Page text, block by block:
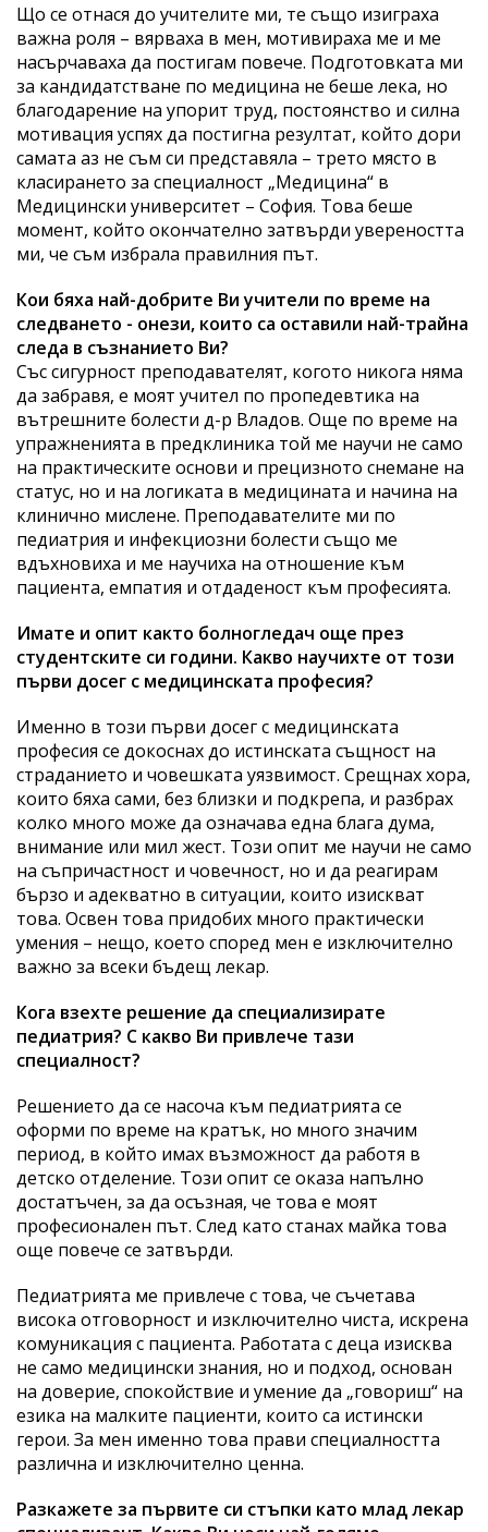
Що се отнася до учителите ми, те също изиграха
важна роля – вярваха в мен, мотивираха ме и ме
насърчаваха да постигам повече. Подготовката ми
за кандидатстване по медицина не беше лека, но
благодарение на упорит труд, постоянство и силна
мотивация успях да постигна резултат, който дори
самата аз не съм си представяла – трето място в
класирането за специалност „Медицина“ в
Медицински университет – София. Това беше
момент, който окончателно затвърди увереността
ми, че съм избрала правилния път.
Кои бяха най-добрите Ви учители по време на
следването - онези, които са оставили най-трайна
следа в съзнанието Ви?
Със сигурност преподавателят, когото никога няма
да забравя, е моят учител по пропедевтика на
вътрешните болести д-р Владов. Още по време на
упражненията в предклиника той ме научи не само
на практическите основи и прецизното снемане на
статус, но и на логиката в медицината и начина на
клинично мислене. Преподавателите ми по
педиатрия и инфекциозни болести също ме
вдъхновиха и ме научиха на отношение към
пациента, емпатия и отдаденост към професията.
Имате и опит както болногледач още през
студентските си години. Какво научихте от този
първи досег с медицинската професия?
Именно в този първи досег с медицинската
професия се докоснах до истинската същност на
страданието и човешката уязвимост. Срещнах хора,
които бяха сами, без близки и подкрепа, и разбрах
колко много може да означава една блага дума,
внимание или мил жест. Този опит ме научи не само
на съпричастност и човечност, но и да реагирам
бързо и адекватно в ситуации, които изискват
това. Освен това придобих много практически
умения – нещо, което според мен е изключително
важно за всеки бъдещ лекар.
Кога взехте решение да специализирате
педиатрия? С какво Ви привлече тази
специалност?
Решението да се насоча към педиатрията се
оформи по време на кратък, но много значим
период, в който имах възможност да работя в
детско отделение. Този опит се оказа напълно
достатъчен, за да осъзная, че това е моят
професионален път. След като станах майка това
още повече се затвърди.
Педиатрията ме привлече с това, че съчетава
висока отговорност и изключително чиста, искрена
комуникация с пациента. Работата с деца изисква
не само медицински знания, но и подход, основан
на доверие, спокойствие и умение да „говориш“ на
езика на малките пациенти, които са истински
герои. За мен именно това прави специалността
различна и изключително ценна.
Разкажете за първите си стъпки като млад лекар